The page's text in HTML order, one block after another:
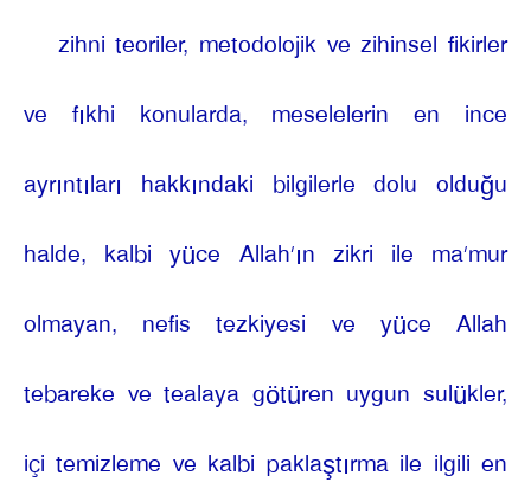
zihni teoriler, metodolojik ve zihinsel fikirler
ve fıkhi konularda, meselelerin en ince
ayrıntıları hakkındaki bilgilerle dolu olduğu
halde, kalbi yüce Allah’ın zikri ile ma’mur
olmayan, nefis tezkiyesi ve yüce Allah
tebareke ve tealaya götüren uygun sulükler,
içi temizleme ve kalbi paklaştırma ile ilgili en